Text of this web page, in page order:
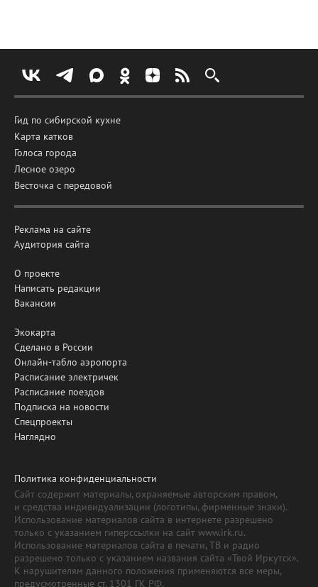
Гид по сибирской кухне
Карта катков
Голоса города
Лесное озеро
Весточка с передовой
Реклама на сайте
Аудитория сайта
О проекте
Написать редакции
Вакансии
Экокарта
Сделано в России
Онлайн-табло аэропорта
Расписание электричек
Расписание поездов
Подписка на новости
Спецпроекты
Наглядно
Политика конфиденциальности
Сайт содержит материалы, охраняемые авторским правом,
и средства индивидуализации (логотипы, фирменные знаки).
Использование материалов сайта в интернете разрешено
только с указанием гиперссылки на сайт www.irk.ru.
Использование материалов сайта в печати, ТВ и радио
разрешено только с указанием названия сайта «Твой Иркутск».
К нарушителям данного положения применяются все меры,
предусмотренные ст. 1301 ГК РФ.